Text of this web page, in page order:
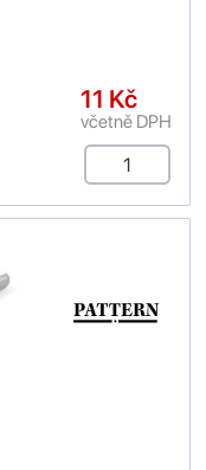
11 Kč
včetně DPH